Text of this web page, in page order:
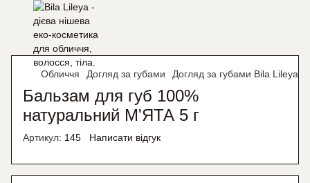
Обличчя Догляд за губами Догляд за губами Bila Lileya
Бальзам для губ 100%
натуральний М'ЯТА 5 г
Артикул: 145 Написати відгук